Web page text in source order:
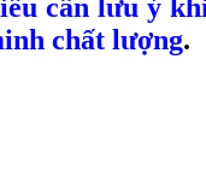
cần lưu ý
chất lượng.